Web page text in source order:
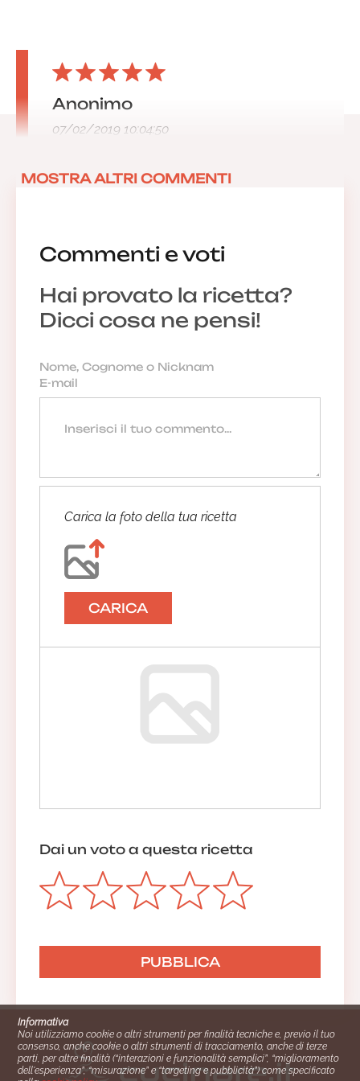
Commenti e voti
Hai provato la ricetta?
Dicci cosa ne pensi!
Carica la foto della tua ricetta
CARICA
Dai un voto a questa ricetta
Anonimo
07/02/2019 10:04:50
MOSTRA ALTRI COMMENTI
Informativa
Noi utilizziamo cookie o altri strumenti per finalità tecniche e, previo il tuo
consenso, anche cookie o altri strumenti di tracciamento, anche di terze
parti, per altre finalità (“interazioni e funzionalità semplici”, “miglioramento
dell'esperienza”, “misurazione” e “targeting e pubblicità”) come specificato